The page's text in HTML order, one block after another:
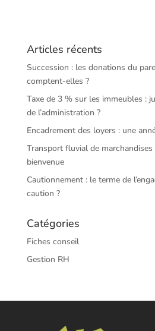
Articles récents
Succession : les donations du
comptent-elles ?
Taxe de 3 % sur les immeubles :
de l’administration ?
Encadrement des loyers : une
Transport fluvial de marchandises
bienvenue
Cautionnement : le terme de
caution ?
Catégories
Fiches conseil
Gestion RH